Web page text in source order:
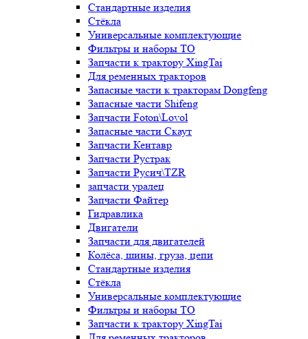
Стандартные изделия
Стёкла
Универсальные комплектующие
Фильтры и наборы ТО
Запчасти к трактору XingTai
Для ременных тракторов
Запасные части к тракторам Dongfeng
Запасные части Shifeng
Запчасти Foton\Lovol
Запасные части Скаут
Запчасти Кентавр
Запчасти Рустрак
Запчасти Русич\TZR
запчасти уралец
Запчасти Файтер
Гидравлика
Двигатели
Запчасти для двигателей
Колёса, шины, груза, цепи
Стандартные изделия
Стёкла
Универсальные комплектующие
Фильтры и наборы ТО
Запчасти к трактору XingTai